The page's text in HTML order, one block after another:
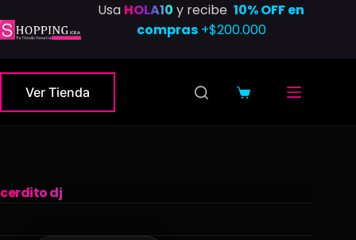
al
Usa HOLA10 y recibe10% OFF en
compras+$200.000
Ver Tienda
Carro
cerdito dj